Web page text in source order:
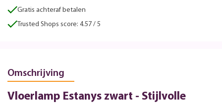
Gratis achteraf betalen
Trusted Shops score: 4.57 / 5
Omschrijving
Vloerlamp Estanys zwart - Stijlvolle